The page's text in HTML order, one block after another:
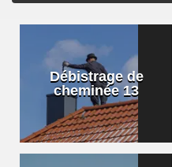
Débistrage de
cheminée 13